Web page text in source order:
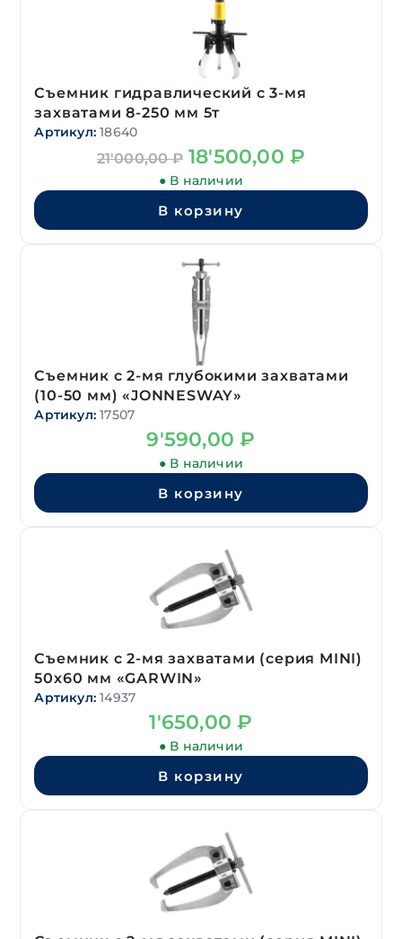
Съемник гидравлический с 3-мя
захватами 8-250 мм 5т
Артикул: 18640
21'000,00₽ Первоначальная
цена
составляла
21'000,00 ₽.
18'500,00₽
18'500,00 ₽.
● В наличии
В корзину
Съемник с 2-мя глубокими захватами
(10-50 мм) «JONNESWAY»
Артикул: 17507
9'590,00₽
● В наличии
В корзину
Съемник с 2-мя захватами (серия MINI)
50х60 мм «GARWIN»
Артикул: 14937
1'650,00₽
● В наличии
В корзину